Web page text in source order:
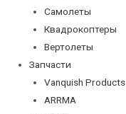
Самолеты
Квадрокоптеры
Вертолеты
Запчасти
Vanquish Products
ARRMA